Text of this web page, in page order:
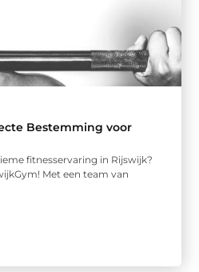
Bestemming voor
fitnesservaring in Rijswijk?
Met een team van